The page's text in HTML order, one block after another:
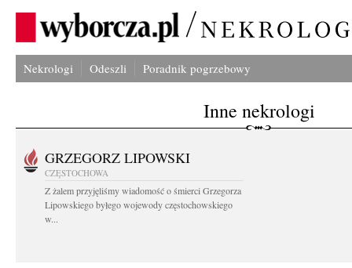
Nekrologi Odeszli Poradnik pogrzebowy
Inne nekrologi
GRZEGORZ LIPOWSKI
CZĘSTOCHOWA
Z żalem przyjęliśmy wiadomość o śmierci Grzegorza
Lipowskiego byłego wojewody częstochowskiego
w...